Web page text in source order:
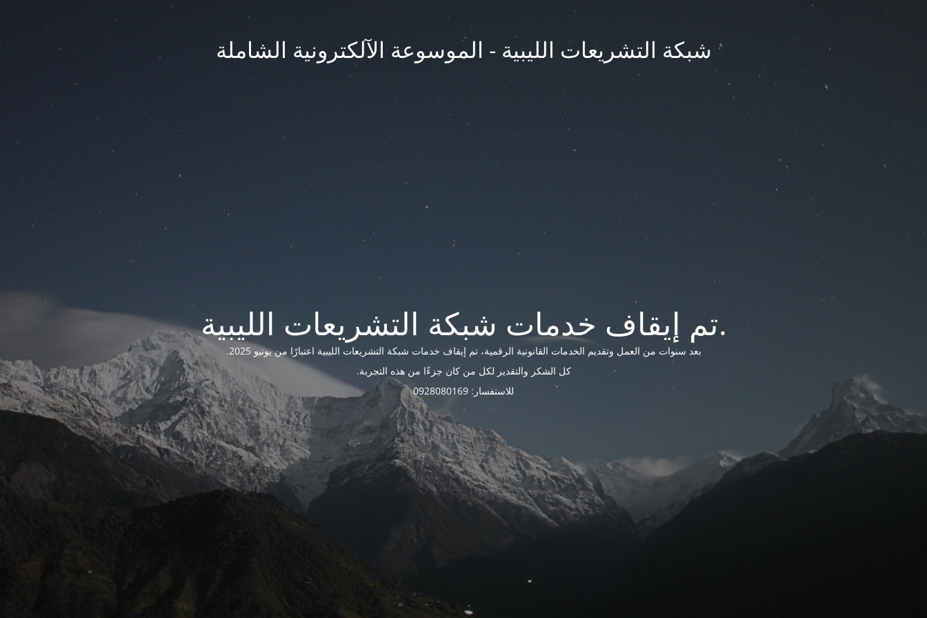
شبكة التشريعات الليبية - الموسوعة الآلكترونية الشاملة
تم إيقاف خدمات شبكة التشريعات الليبية.
بعد سنوات من العمل وتقديم الخدمات القانونية الرقمية، تم إيقاف خدمات شبكة التشريعات الليبية اعتبارًا من يونيو 2025.
كل الشكر والتقدير لكل من كان جزءًا من هذه التجربة.
للاستفسار: 0928080169